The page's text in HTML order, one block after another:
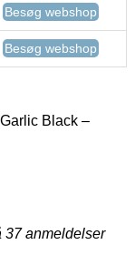
Besøg webshop
Besøg webshop
Black –
37anmeldelser